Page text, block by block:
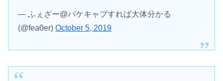
— ふぇざー@パケキャプすれば大体分かる
(@fea0er)October 5, 2019